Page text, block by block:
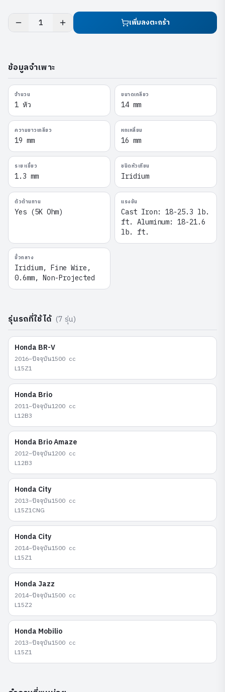
1 เพิ่มลงตะกร้า
ข้อมูลจำเพาะ
จำนวน
1 หัว
ขนาดเกลียว
14 mm
ความยาวเกลียว
19 mm
หกเหลี่ยม
16 mm
ระยะเขี้ยว
1.3 mm
ชนิดหัวเทียน
Iridium
ตัวต้านทาน
Yes (5K Ohm)
แรงขัน
Cast Iron: 18-25.3 lb.
ft. Aluminum: 18-21.6
lb. ft.
ขั้วกลาง
Iridium, Fine Wire,
0.6mm, Non-Projected
รุ่นรถที่ใช้ได้ (7 รุ่น)
Honda BR-V
2016–ปัจจุบัน1500 cc
L15Z1
Honda Brio
2011–ปัจจุบัน1200 cc
L12B3
Honda Brio Amaze
2012–ปัจจุบัน1200 cc
L12B3
Honda City
2013–ปัจจุบัน1500 cc
L15Z1CNG
Honda City
2014–ปัจจุบัน1500 cc
L15Z1
Honda Jazz
2014–ปัจจุบัน1500 cc
L15Z2
Honda Mobilio
2013–ปัจจุบัน1500 cc
L15Z1